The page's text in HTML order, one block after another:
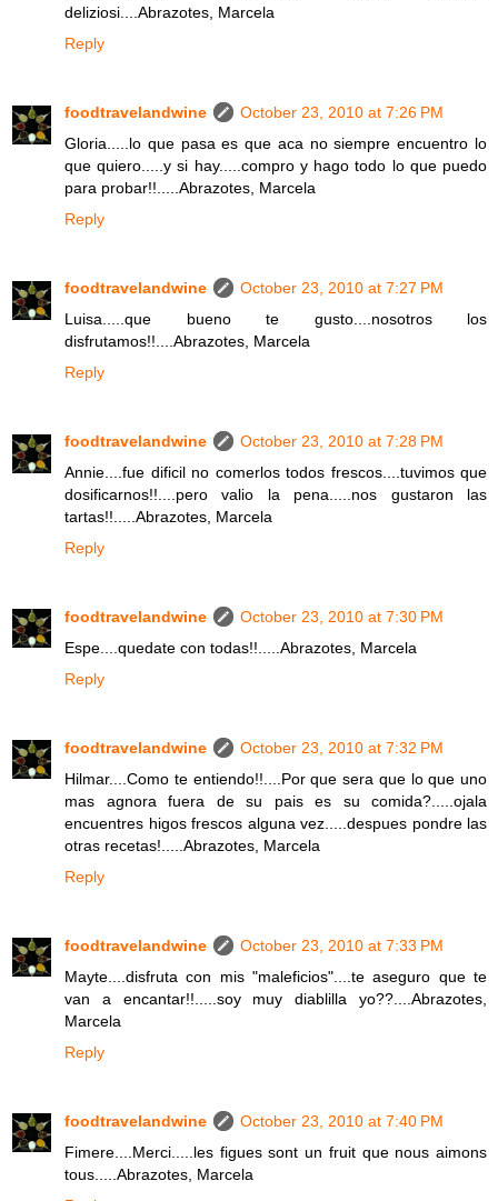
deliziosi....Abrazotes, Marcela
Reply
foodtravelandwine
October 23, 2010 at 7:26 PM
Gloria.....lo que pasa es que aca no siempre encuentro lo
que quiero.....y si hay.....compro y hago todo lo que puedo
para probar!!.....Abrazotes, Marcela
Reply
foodtravelandwine
October 23, 2010 at 7:27 PM
Luisa.....que bueno te gusto....nosotros los
disfrutamos!!....Abrazotes, Marcela
Reply
foodtravelandwine
October 23, 2010 at 7:28 PM
Annie....fue dificil no comerlos todos frescos....tuvimos que
dosificarnos!!....pero valio la pena.....nos gustaron las
tartas!!.....Abrazotes, Marcela
Reply
foodtravelandwine
October 23, 2010 at 7:30 PM
Espe....quedate con todas!!.....Abrazotes, Marcela
Reply
foodtravelandwine
October 23, 2010 at 7:32 PM
Hilmar....Como te entiendo!!....Por que sera que lo que uno
mas agnora fuera de su pais es su comida?.....ojala
encuentres higos frescos alguna vez.....despues pondre las
otras recetas!.....Abrazotes, Marcela
Reply
foodtravelandwine
October 23, 2010 at 7:33 PM
Mayte....disfruta con mis "maleficios"....te aseguro que te
van a encantar!!.....soy muy diablilla yo??....Abrazotes,
Marcela
Reply
foodtravelandwine
October 23, 2010 at 7:40 PM
Fimere....Merci.....les figues sont un fruit que nous aimons
tous.....Abrazotes, Marcela